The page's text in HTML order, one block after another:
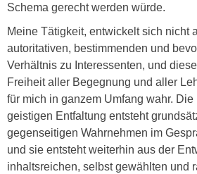
Schema gerecht werden würde.
Meine Tätigkeit, entwickelt sich nicht
autoritativen, bestimmenden und
Verhältnis zu Interessenten, und
Freiheit aller Begegnung und aller
für mich in ganzem Umfang wahr.
geistigen Entfaltung entsteht
gegenseitigen Wahrnehmen im
und sie entsteht weiterhin aus der
inhaltsreichen, selbst gewählten und